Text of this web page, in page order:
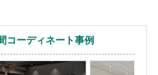
コーディネート事例